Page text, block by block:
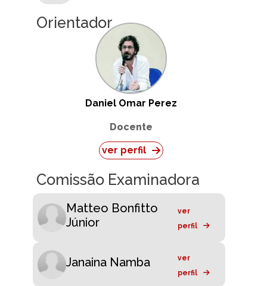
Orientador
Daniel Omar Perez
Docente
ver perfil
Comissão Examinadora
Matteo Bonfitto
Júnior
ver
perfil
Janaina Namba
ver
perfil